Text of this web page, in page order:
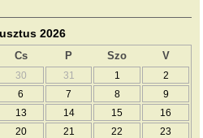
2026
Cs P Szo V
30 31 1
2
6 7 8
9
13 14 15
16
20 21 22 23